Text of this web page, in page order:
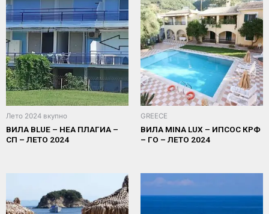
Лето 2024 вкупно
ВИЛА BLUE – НEA ПЛАГИА –
СП – ЛЕТО 2024
GREECE
ВИЛА MINA LUX – ИПСОС КРФ
– ГО – ЛЕТО 2024